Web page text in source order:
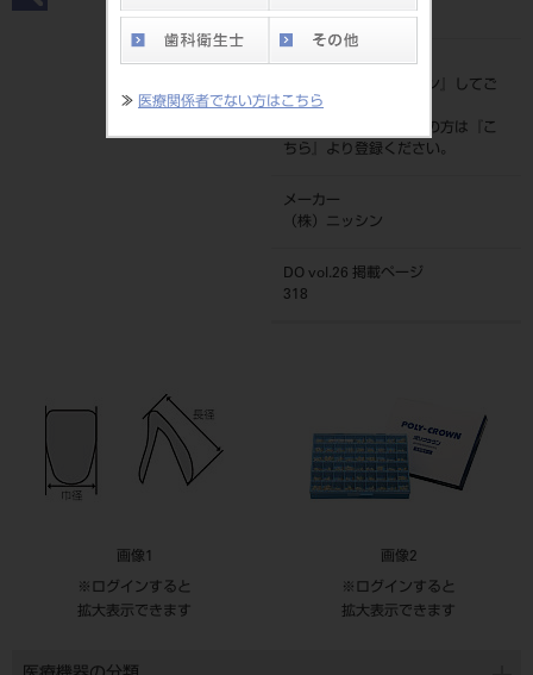
≫ 医療関係者でない方はこちら
標準価格
ログイン
』してご
覧ください。
ネット会員登録がまだの方は『
こ
ちら
』より登録ください。
メーカー
（株）ニッシン
DO vol.26 掲載ページ
318
画像1
※ログインすると
拡大表示できます
画像2
※ログインすると
拡大表示できます